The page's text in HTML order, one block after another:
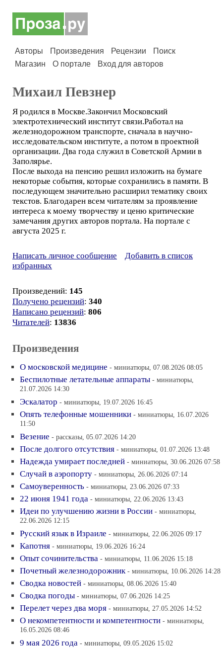
Авторы Произведения Рецензии
Поиск
Магазин
О портале Вход для авторов
Михаил Певзнер
Я родился в Москве.Закончил Московский
электротехнический институт связи.Работал на
железнодорожном транспорте, сначала в научно-
исследовательском институте, а потом в проектной
организации. Два года служил в Советской Армии в
Заполярье.
После выхода на пенсию решил изложить на бумаге
некоторые события, которые сохранились в памяти. В
последующем значительно расширил тематику своих
текстов. Благодарен всем читателям за проявление
интереса к моему творчеству и ценю критические
замечания других авторов портала. На портале с
августа 2025 г.
Написать личное сообщение
Добавить в список
избранных
Произведений: 145
Получено рецензий: 340
Написано рецензий: 806
Читателей: 13836
Произведения
О московской медицине - миниатюры, 07.08.2026 08:05
Беспилотные летательные аппараты - миниатюры,
21.07.2026 14:30
Эскалатор - миниатюры, 19.07.2026 16:45
Опять телефонные мошенники - миниатюры, 16.07.2026
11:50
Везение - рассказы, 05.07.2026 14:20
После долгого отсутствия - миниатюры, 01.07.2026 13:48
Надежда умирает последней - миниатюры, 30.06.2026 07:58
Случай в аэропорту - миниатюры, 26.06.2026 07:14
Самоуверенность - миниатюры, 23.06.2026 07:33
22 июня 1941 года - миниатюры, 22.06.2026 13:43
Идеи по улучшению жизни в России - миниатюры,
22.06.2026 12:15
Русский язык в Израиле - миниатюры, 22.06.2026 09:17
Капотня - миниатюры, 19.06.2026 16:24
Опыт сочинительства - миниатюры, 11.06.2026 15:18
Почетный железнодорожник - миниатюры, 10.06.2026 14:28
Сводка новостей - миниатюры, 08.06.2026 15:40
Сводка погоды - миниатюры, 07.06.2026 14:25
Перелет через два моря - миниатюры, 27.05.2026 14:52
О некомпетентности и компетентности - миниатюры,
16.05.2026 08:46
9 мая 2026 года - миниатюры, 09.05.2026 15:02